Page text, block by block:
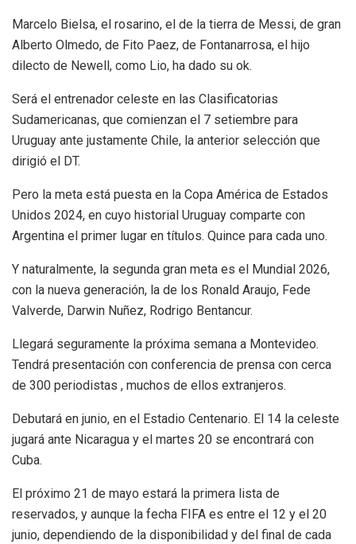
Marcelo Bielsa, el rosarino, el de la tierra de Messi, de gran
Alberto Olmedo, de Fito Paez, de Fontanarrosa, el hijo
dilecto de Newell, como Lio, ha dado su ok.
Será el entrenador celeste en las Clasificatorias
Sudamericanas, que comienzan el 7 setiembre para
Uruguay ante justamente Chile, la anterior selección que
dirigió el DT.
Pero la meta está puesta en la Copa América de Estados
Unidos 2024, en cuyo historial Uruguay comparte con
Argentina el primer lugar en títulos. Quince para cada uno.
Y naturalmente, la segunda gran meta es el Mundial 2026,
con la nueva generación, la de los Ronald Araujo, Fede
Valverde, Darwin Nuñez, Rodrigo Bentancur.
Llegará seguramente la próxima semana a Montevideo.
Tendrá presentación con conferencia de prensa con cerca
de 300 periodistas , muchos de ellos extranjeros.
Debutará en junio, en el Estadio Centenario. El 14 la celeste
jugará ante Nicaragua y el martes 20 se encontrará con
Cuba.
El próximo 21 de mayo estará la primera lista de
reservados, y aunque la fecha FIFA es entre el 12 y el 20
junio, dependiendo de la disponibilidad y del final de cada